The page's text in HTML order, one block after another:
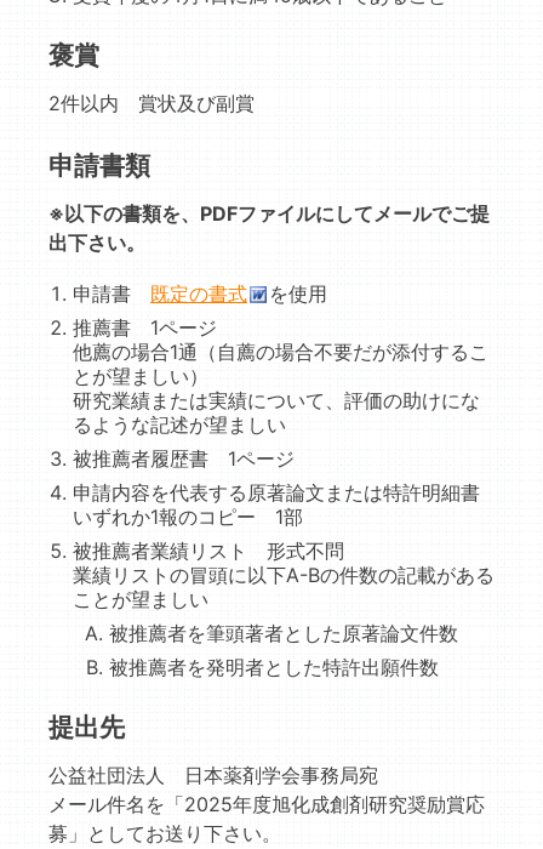
褒賞
2件以内 賞状及び副賞
申請書類
※以下の書類を、PDFファイルにしてメールでご提
出下さい。
申請書 既定の書式
を使用
推薦書 1ページ
他薦の場合1通（自薦の場合不要だが添付するこ
とが望ましい）
研究業績または実績について、評価の助けにな
るような記述が望ましい
被推薦者履歴書 1ページ
申請内容を代表する原著論文または特許明細書
いずれか1報のコピー 1部
被推薦者業績リスト 形式不問
業績リストの冒頭に以下A-Bの件数の記載がある
ことが望ましい
被推薦者を筆頭著者とした原著論文件数
被推薦者を発明者とした特許出願件数
提出先
公益社団法人 日本薬剤学会事務局宛
メール件名を「2025年度旭化成創剤研究奨励賞応
募」としてお送り下さい。